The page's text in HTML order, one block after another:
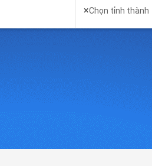
×Chọn tỉnh thành